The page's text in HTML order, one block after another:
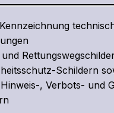
Schildern
, Verbots- und